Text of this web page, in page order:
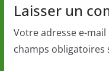
Laisser un
Votre adresse e-
champs obligatoires